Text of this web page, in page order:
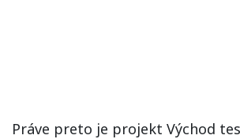
Práve preto je projekt Východ